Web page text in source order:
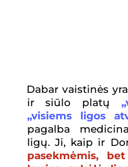
Dabarvaistinės
ir siūlo platų
„visiems ligos
pagalba
ligų. Ji, kaip ir
pasekmėmis,